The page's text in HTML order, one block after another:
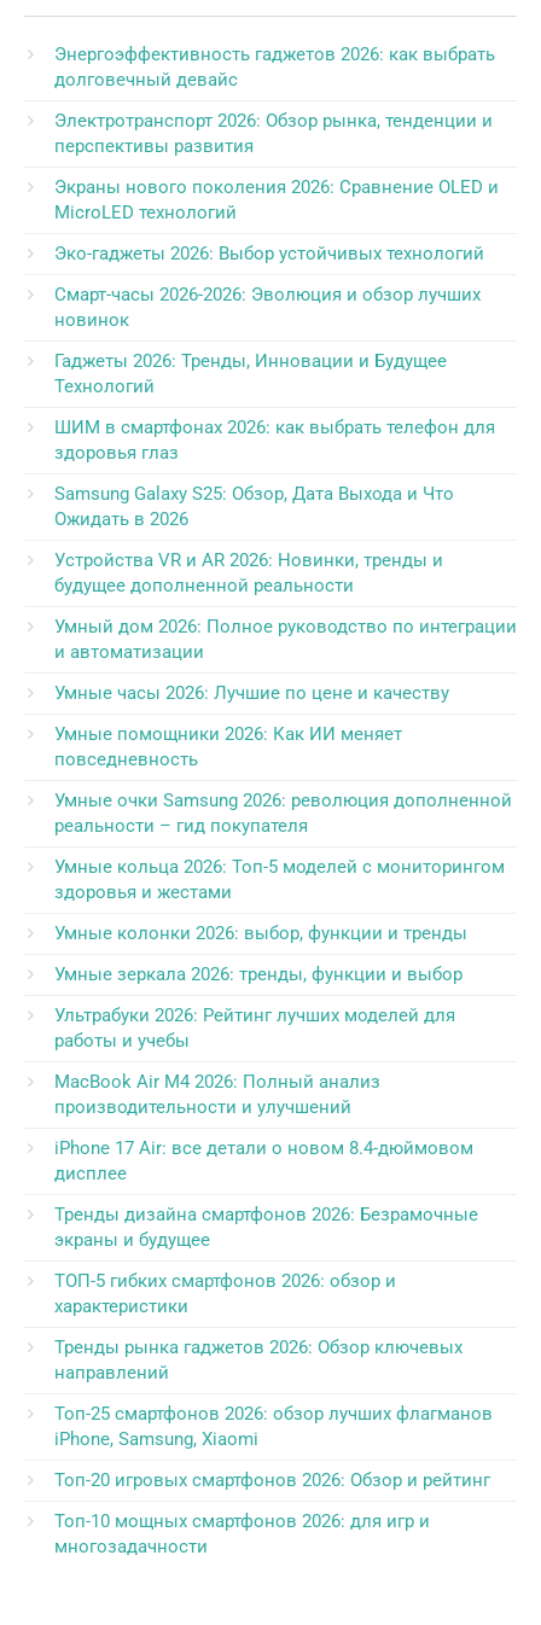
Энергоэффективность гаджетов 2026: как выбрать
долговечный девайс
Электротранспорт 2026: Обзор рынка, тенденции и
перспективы развития
Экраны нового поколения 2026: Сравнение OLED и
MicroLED технологий
Эко-гаджеты 2026: Выбор устойчивых технологий
Смарт-часы 2026-2026: Эволюция и обзор лучших
новинок
Гаджеты 2026: Тренды, Инновации и Будущее
Технологий
ШИМ в смартфонах 2026: как выбрать телефон для
здоровья глаз
Samsung Galaxy S25: Обзор, Дата Выхода и Что
Ожидать в 2026
Устройства VR и AR 2026: Новинки, тренды и
будущее дополненной реальности
Умный дом 2026: Полное руководство по интеграции
и автоматизации
Умные часы 2026: Лучшие по цене и качеству
Умные помощники 2026: Как ИИ меняет
повседневность
Умные очки Samsung 2026: революция дополненной
реальности – гид покупателя
Умные кольца 2026: Топ-5 моделей с мониторингом
здоровья и жестами
Умные колонки 2026: выбор, функции и тренды
Умные зеркала 2026: тренды, функции и выбор
Ультрабуки 2026: Рейтинг лучших моделей для
работы и учебы
MacBook Air M4 2026: Полный анализ
производительности и улучшений
iPhone 17 Air: все детали о новом 8.4-дюймовом
дисплее
Тренды дизайна смартфонов 2026: Безрамочные
экраны и будущее
ТОП-5 гибких смартфонов 2026: обзор и
характеристики
Тренды рынка гаджетов 2026: Обзор ключевых
направлений
Топ-25 смартфонов 2026: обзор лучших флагманов
iPhone, Samsung, Xiaomi
Топ-20 игровых смартфонов 2026: Обзор и рейтинг
Топ-10 мощных смартфонов 2026: для игр и
многозадачности